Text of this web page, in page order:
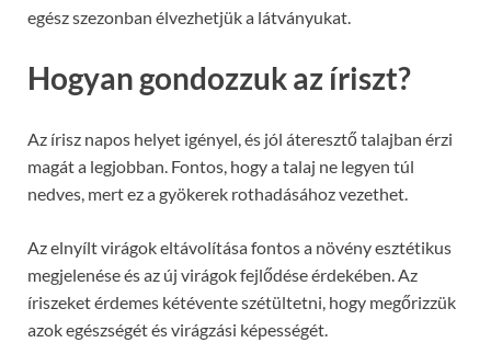
egész szezonban élvezhetjük a látványukat.
Hogyan gondozzuk az íriszt?
Az írisz napos helyet igényel, és jól áteresztő talajban érzi
magát a legjobban. Fontos, hogy a talaj ne legyen túl
nedves, mert ez a gyökerek rothadásához vezethet.
Az elnyílt virágok eltávolítása fontos a növény esztétikus
megjelenése és az új virágok fejlődése érdekében. Az
íriszeket érdemes kétévente szétültetni, hogy megőrizzük
azok egészségét és virágzási képességét.